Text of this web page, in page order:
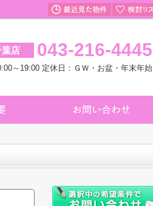
葉店 043-216-4445
～19:00 定休日：ＧＷ・お盆・年末年始